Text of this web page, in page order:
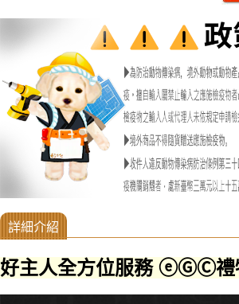
好主人全方位服務 ⓔⒼⒸ禮